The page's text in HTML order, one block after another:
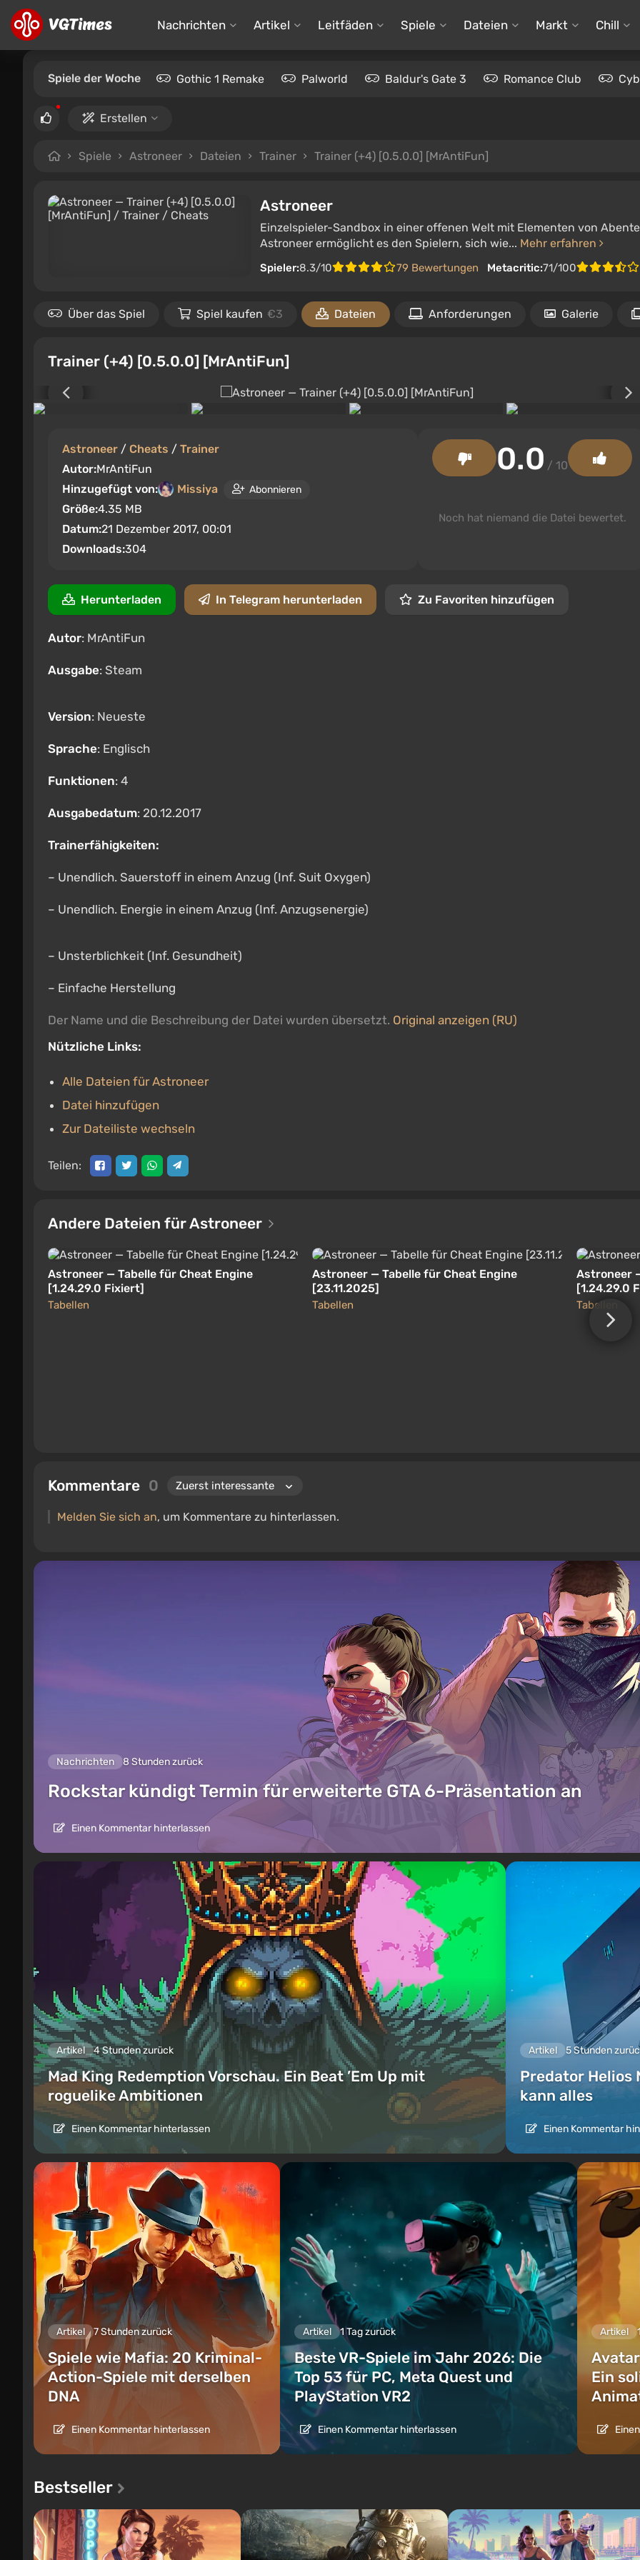
Nachrichten Artikel Leitfäden Spiele Dateien Markt Chill
Spiele der Woche Gothic 1 Remake Palworld Baldur's Gate 3 Romance Club
Erstellen
Spiele Astroneer Dateien Trainer Trainer (+4) [0.5.0.0] [MrAntiFun]
Astroneer
Einzelspieler-Sandbox in einer offenen Welt mit Elementen von
Astroneer ermöglicht es den Spielern, sich wie... Mehr erfahren
Spieler:8.3/10 79 Bewertungen Metacritic:71/100
Über das Spiel Spiel kaufen €3 Dateien Anforderungen Galerie
Trainer (+4) [0.5.0.0] [MrAntiFun]
Astroneer / Cheats / Trainer
Autor:MrAntiFun
Hinzugefügt von:
Missiya Abonnieren
Größe:4.35 MB
Datum:21 Dezember 2017, 00:01
Downloads:304
0.0 / 10
Noch hat niemand die Datei bewertet.
Herunterladen In Telegram herunterladen Zu Favoriten hinzufügen
Autor: MrAntiFun
Ausgabe: Steam
Version: Neueste
Sprache: Englisch
Funktionen: 4
Ausgabedatum: 20.12.2017
Trainerfähigkeiten:
– Unendlich. Sauerstoff in einem Anzug (Inf. Suit Oxygen)
– Unendlich. Energie in einem Anzug (Inf. Anzugsenergie)
– Unsterblichkeit (Inf. Gesundheit)
– Einfache Herstellung
Der Name und die Beschreibung der Datei wurden übersetzt. Original anzeigen (RU)
Nützliche Links:
Alle Dateien für Astroneer
Datei hinzufügen
Zur Dateiliste wechseln
Teilen:
Andere Dateien für Astroneer
Astroneer — Tabelle für Cheat Engine
[1.24.29.0 Fixiert]
Tabellen
Astroneer — Tabelle für Cheat Engine
[23.11.2025]
Tabellen
Astroneer
[1.24.29.0
Tabellen
Kommentare 0
Melden Sie sich an, um Kommentare zu hinterlassen.
Nachrichten 8 Stunden zurück
Rockstar kündigt Termin für erweiterte GTA 6-Präsentation an
Einen Kommentar hinterlassen
Artikel 4 Stunden zurück
Mad King Redemption Vorschau. Ein Beat ’Em Up mit
roguelike Ambitionen
Einen Kommentar hinterlassen
Artikel 5 Stunden
Predator Helios
kann alles
Einen Kommentar
Artikel 7 Stunden zurück
Spiele wie Mafia: 20 Kriminal-
Action-Spiele mit derselben
DNA
Einen Kommentar hinterlassen
Artikel 1 Tag zurück
Beste VR-Spiele im Jahr 2026: Die
Top 53 für PC, Meta Quest und
PlayStation VR2
Einen Kommentar hinterlassen
Artikel
Ein
Bestseller